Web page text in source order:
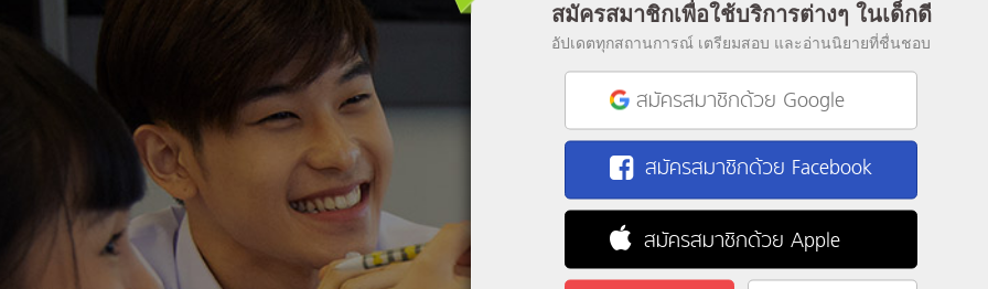
สมัครสมาชิกเพื่อใช้บริการต่างๆ ในเด็กดี
อัปเดตทุกสถานการณ์ เตรียมสอบ และอ่านนิยายที่ชื่นชอบ
สมัครสมาชิกด้วย Google
สมัครสมาชิกด้วย Facebook
สมัครสมาชิกด้วย Apple